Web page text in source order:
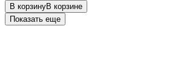
В корзинуВ корзине
Показать еще